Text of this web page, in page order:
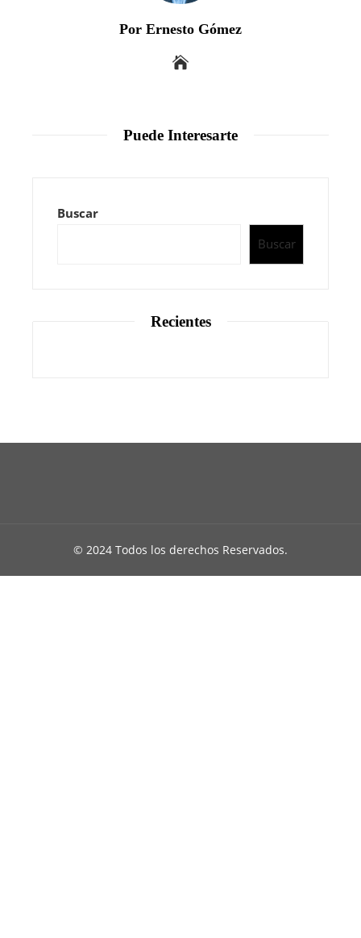
Por Ernesto Gómez
Puede Interesarte
Buscar
Buscar
Recientes
© 2024 Todos los derechos Reservados.